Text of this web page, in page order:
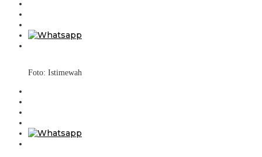
Foto: Istimewah